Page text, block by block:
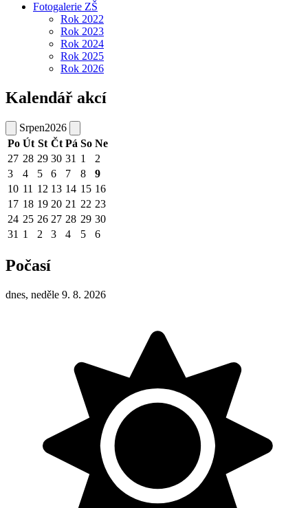
Fotogalerie ZŠ
Rok 2022
Rok 2023
Rok 2024
Rok 2025
Rok 2026
Kalendář akcí
Srpen2026
Po Út St Čt Pá So Ne
27 28 29 30 31 1
2
3
4 5 6 7 8
9
10 11 12 13 14 15 16
17 18 19 20 21 22 23
24 25 26 27 28 29 30
31 1 2 3 4 5 6
Počasí
dnes, neděle 9. 8. 2026